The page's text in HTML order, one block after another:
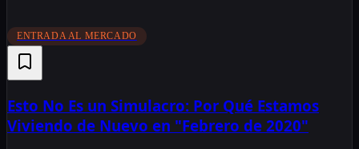
ENTRADA AL MERCADO
Esto No Es un Simulacro: Por Qué Estamos
Viviendo de Nuevo en "Febrero de 2020"